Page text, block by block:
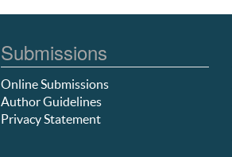
Submissions
Online Submissions
Author Guidelines
Privacy Statement